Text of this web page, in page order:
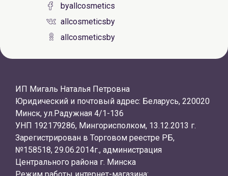
byallcosmetics
allcosmeticsby
allcosmeticsby
ИП Мигаль Наталья Петровна
Юридический и почтовый адрес: Беларусь, 220020
Минск, ул.Радужная 4/1-136
УНП 192179286, Мингорисполком, 13.12.2013 г.
Зарегистрирован в Торговом реестре РБ,
№158518, 29.06.2014г., администрация
Центрального района г. Минска